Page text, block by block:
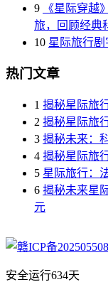
9
《星际穿越
旅，回顾经典
10 星际旅行
热门文章
1 揭秘星际旅
2 揭秘星际旅
3 揭秘未来：
4 揭秘星际旅
5 星际旅行：
6 揭秘未来星
元
安全运行634天